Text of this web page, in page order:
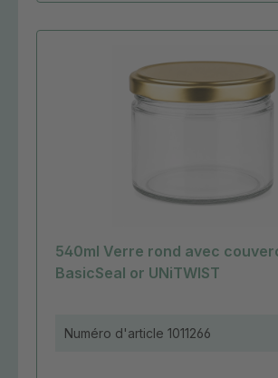
540ml Verre rond avec
BasicSeal or UNiTWIST
Numéro d'article 1011266